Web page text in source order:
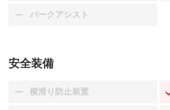
パークアシスト
：装備なし
安全装備
横滑り防止装置
：装備なし